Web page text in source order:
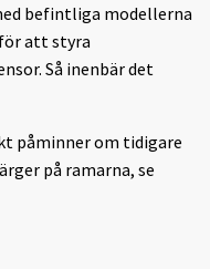
befintliga modellerna
att styra
Så inenbär det
påminner om tidigare
på ramarna, se